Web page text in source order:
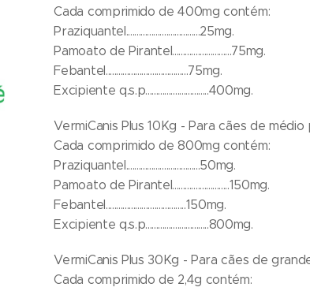
Cada comprimido de 400mg contém:
Praziquantel...................................25mg.
Pamoato de Pirantel............................75mg.
Febantel.......................................75mg.
Excipiente q.s.p..............................400mg.
VermiCanis Plus 10Kg - Para cães de
Cada comprimido de 800mg contém:
Praziquantel...................................50mg.
Pamoato de Pirantel...........................150mg.
Febantel......................................150mg.
Excipiente q.s.p..............................800mg.
VermiCanis Plus 30Kg - Para cães de
Cada comprimido de 2,4g contém: